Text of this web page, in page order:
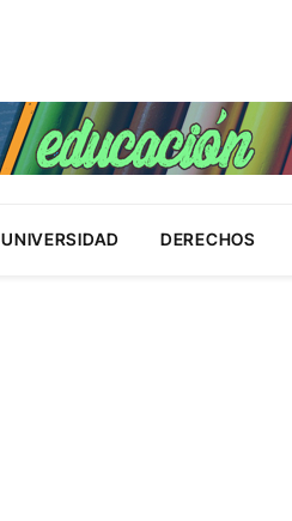
UNIVERSIDAD DERECHOS